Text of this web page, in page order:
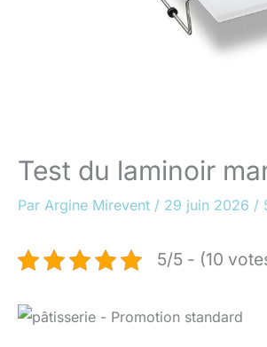
Test du laminoir
Par Argine Mirevent / 29 juin 2026 /
5/5 - (10